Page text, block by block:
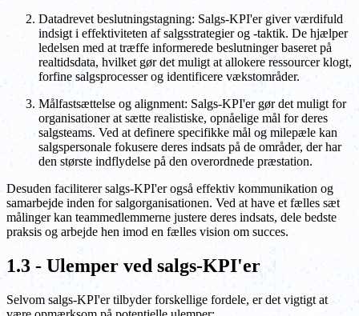
Datadrevet beslutningstagning: Salgs-KPI'er giver værdifuld
indsigt i effektiviteten af salgsstrategier og -taktik. De hjælper
ledelsen med at træffe informerede beslutninger baseret på
realtidsdata, hvilket gør det muligt at allokere ressourcer klogt,
forfine salgsprocesser og identificere vækstområder.
Målfastsættelse og alignment: Salgs-KPI'er gør det muligt for
organisationer at sætte realistiske, opnåelige mål for deres
salgsteams. Ved at definere specifikke mål og milepæle kan
salgspersonale fokusere deres indsats på de områder, der har
den største indflydelse på den overordnede præstation.
Desuden faciliterer salgs-KPI'er også effektiv kommunikation og
samarbejde inden for salgorganisationen. Ved at have et fælles sæt
målinger kan teammedlemmerne justere deres indsats, dele bedste
praksis og arbejde hen imod en fælles vision om succes.
1.3 - Ulemper ved salgs-KPI'er
Selvom salgs-KPI'er tilbyder forskellige fordele, er det vigtigt at